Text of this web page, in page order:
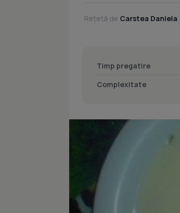
Rețetă de Carstea Daniela
Timp pregatire
Complexitate